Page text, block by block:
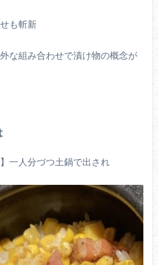
も斬新
な組み合わせで漬け物の概念が
一人分づつ土鍋で出され